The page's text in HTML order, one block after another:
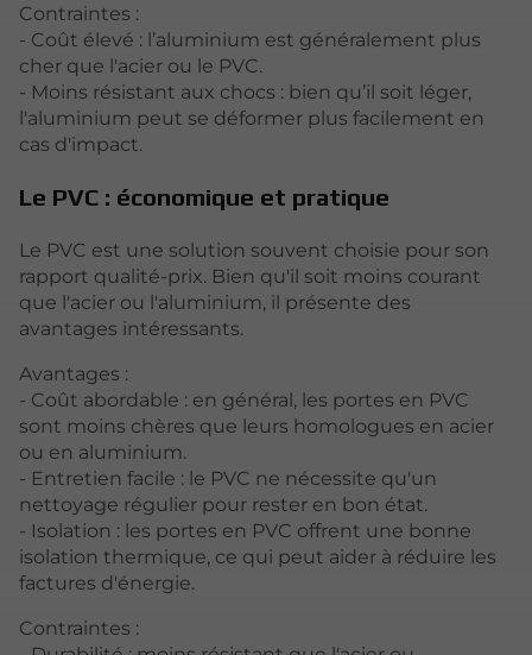
Contraintes :
- Coût élevé : l’aluminium est généralement plus
cher que l'acier ou le PVC.
- Moins résistant aux chocs : bien qu’il soit léger,
l'aluminium peut se déformer plus facilement en
cas d'impact.
Le PVC : économique et pratique
Le PVC est une solution souvent choisie pour son
rapport qualité-prix. Bien qu'il soit moins courant
que l'acier ou l'aluminium, il présente des
avantages intéressants.
Avantages :
- Coût abordable : en général, les portes en PVC
sont moins chères que leurs homologues en acier
ou en aluminium.
- Entretien facile : le PVC ne nécessite qu'un
nettoyage régulier pour rester en bon état.
- Isolation : les portes en PVC offrent une bonne
isolation thermique, ce qui peut aider à réduire les
factures d'énergie.
Contraintes :